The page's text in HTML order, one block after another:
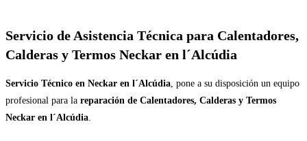
Servicio de Asistencia Técnica para Calentadores,
Calderas y Termos Neckar en l´Alcúdia
Servicio Técnico en Neckar en l´Alcúdia, pone a su disposición un equipo
profesional para la reparación de Calentadores, Calderas y Termos
Neckar en l´Alcúdia.